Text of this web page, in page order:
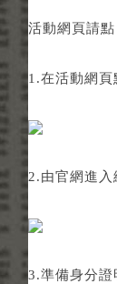
活動網頁請點
1.在活動網頁
2.由官網進
3.準備身分證